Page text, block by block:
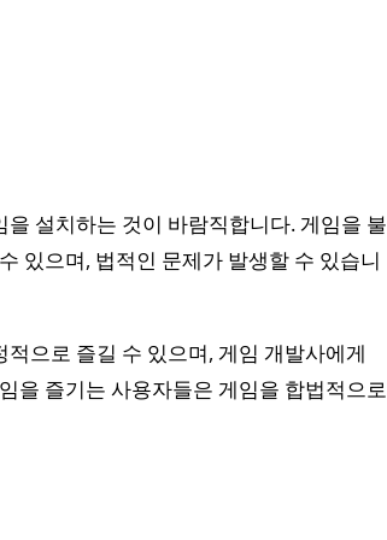
설치하는 것이 바람직합니다. 게임을 불
있으며, 법적인 문제가 발생할 수 있습니
으로 즐길 수 있으며, 게임 개발사에게
을 즐기는 사용자들은 게임을 합법적으로